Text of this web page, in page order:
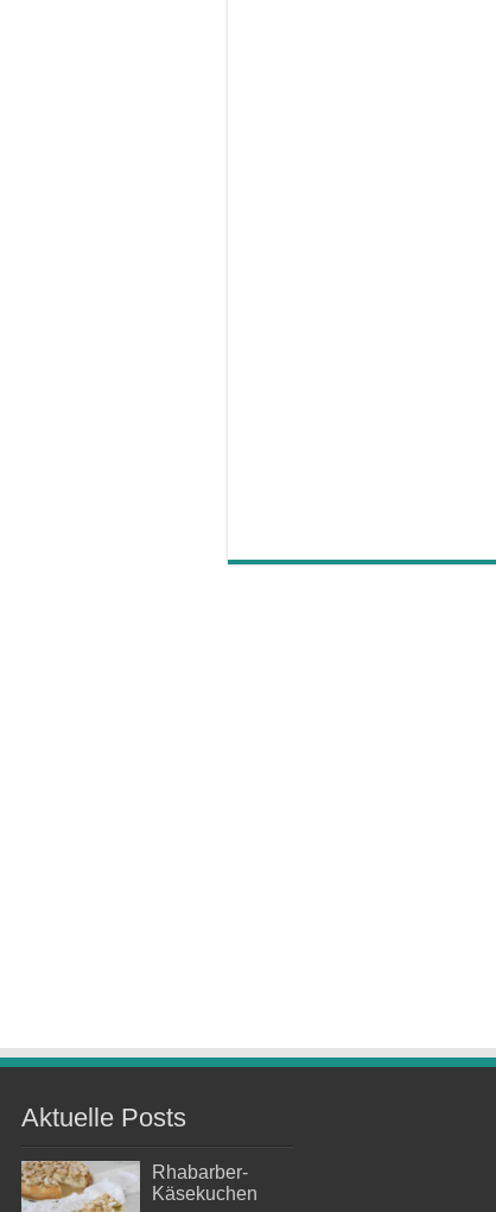
Aktuelle Posts
Rhabarber-
Käsekuchen